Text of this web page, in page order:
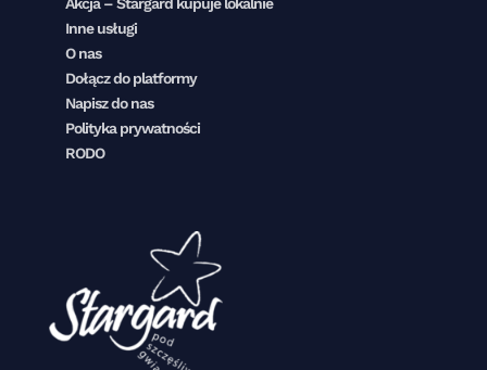
Inne usługi
O nas
Dołącz do platformy
Napisz do nas
Polityka prywatności
RODO